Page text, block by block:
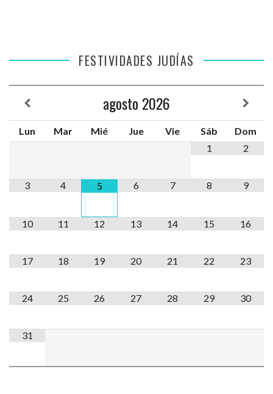
FESTIVIDADES JUDÍAS
agosto 2026
Lun Mar Mié Jue Vie Sáb
Dom
1
2
3 4 5 6 7 8 9
10 11 12 13 14 15 16
17 18 19 20 21 22 23
24 25 26 27 28 29 30
31